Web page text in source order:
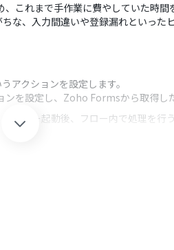
これまで手作業に費やしていた時間
な、入力間違いや登録漏れといった
クションを設定します。
を設定し、Zoho Formsから取得し
リガー起動後、フロー内で処理を行